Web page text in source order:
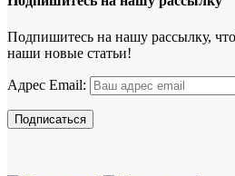
Подпишитесь на нашу рассылку,
наши новые статьи!
Адрес Email: